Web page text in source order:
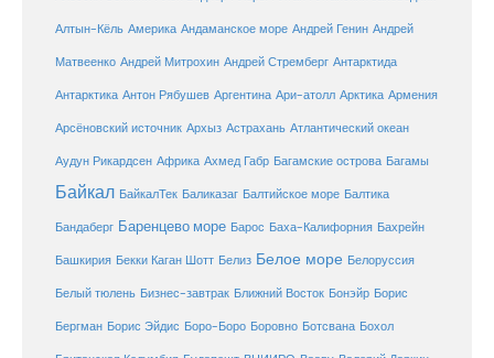
Алтын-Кёль Америка Андаманское море Андрей Генин Андрей
Матвеенко Андрей Митрохин Андрей Стремберг Антарктида
Антарктика Антон Рябушев Аргентина Ари-атолл Арктика Армения
Арсёновский источник Архыз Астрахань Атлантический океан
Аудун Рикардсен Африка Ахмед Габр Багамские острова Багамы
Байкал БайкалТек Баликазаг Балтийское море Балтика
Бандаберг Баренцево море Барос Баха-Калифорния Бахрейн
Башкирия Бекки Каган Шотт Белиз Белое море Белоруссия
Белый тюлень Бизнес-завтрак Ближний Восток Бонэйр Борис
Бергман Борис Эйдис Боро-Боро Боровно Ботсвана Бохол